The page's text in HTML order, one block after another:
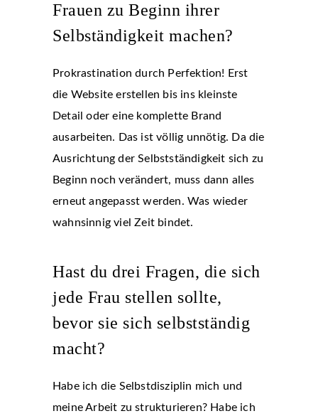
Frauen zu Beginn ihrer
Selbständigkeit machen?
Prokrastination durch Perfektion! Erst
die Website erstellen bis ins kleinste
Detail oder eine komplette Brand
ausarbeiten. Das ist völlig unnötig. Da die
Ausrichtung der Selbstständigkeit sich zu
Beginn noch verändert, muss dann alles
erneut angepasst werden. Was wieder
wahnsinnig viel Zeit bindet.
Hast du drei Fragen, die sich
jede Frau stellen sollte,
bevor sie sich selbstständig
macht?
Habe ich die Selbstdisziplin mich und
meine Arbeit zu strukturieren? Habe ich